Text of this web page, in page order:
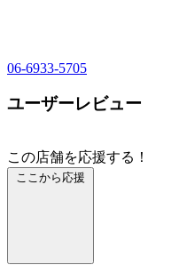
06-6933-5705
ユーザーレビュー
この店舗を応援する！
ここから応援